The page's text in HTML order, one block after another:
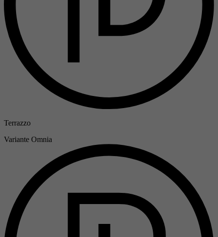
Terrazzo
Variante Omnia